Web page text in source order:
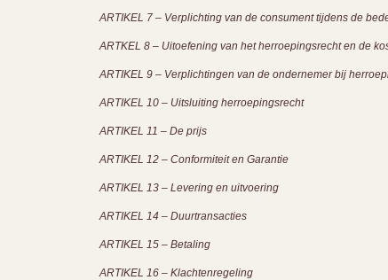
ARTIKEL 7 – Verplichting van de consument tijdens de
ARTKEL 8 – Uitoefening van het herroepingsrecht en de
ARTIKEL 9 – Verplichtingen van de ondernemer bij
ARTIKEL 10 – Uitsluiting herroepingsrecht
ARTIKEL 11 – De prijs
ARTIKEL 12 – Conformiteit en Garantie
ARTIKEL 13 – Levering en uitvoering
ARTIKEL 14 – Duurtransacties
ARTIKEL 15 – Betaling
ARTIKEL 16 – Klachtenregeling